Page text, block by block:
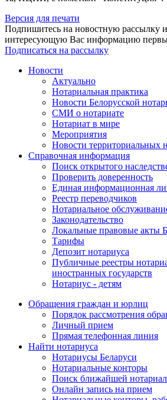
Версия для печати
Подпишитесь на новостную рассылку
интересующую Вас информацию
Подписаться на рассылку
Новости
Актуально
Нотариальная практика
Новости Белорусской
СМИ о нотариате
Нотариат в мире
Мероприятия
Новости территориальных
Справочная информация
Поиск открытого
Проверить доверенность
Единая информационная
Реестр переводчиков
Нотариальное
Законодательство
Локальные правовые акты
Тарифы
Депозит нотариуса
Публичные реестры
иностранных государств
Нотариус - детям
Обращения граждан и юрлиц
Порядок рассмотрения
Личный прием
Прямая телефонная линия
Найти нотариуса
Нотариусы Беларуси
Нотариальные конторы
Поиск ближайшей
Онлайн запись на прием